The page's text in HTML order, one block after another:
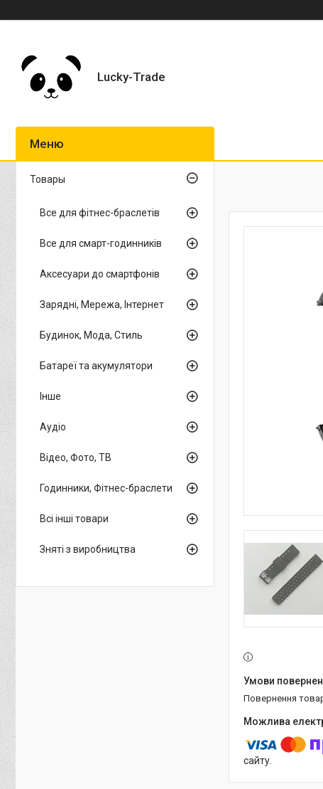
Lucky-Trade
повернення
сайту.
Товары
Все для фітнес-браслетів
Все для смарт-годинників
Аксесуари до смартфонів
Зарядні, Мережа, Інтернет
Будинок, Мода, Стиль
Батареї та акумулятори
Інше
Аудіо
Відео, Фото, ТВ
Годинники, Фітнес-браслети
Всі інші товари
Зняті з виробництва